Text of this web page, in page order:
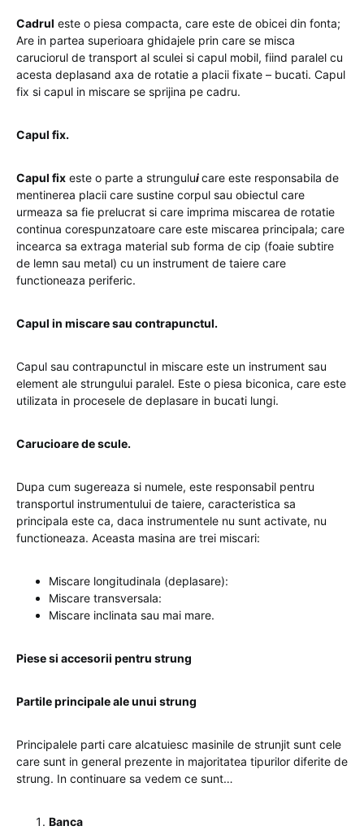
Cadrul este o piesa compacta, care este de obicei din fonta;
Are in partea superioara ghidajele prin care se misca
caruciorul de transport al sculei si capul mobil, fiind paralel cu
acesta deplasand axa de rotatie a placii fixate – bucati. Capul
fix si capul in miscare se sprijina pe cadru.
Capul fix.
Capul fix este o parte a strunguluicare este responsabila de
mentinerea placii care sustine corpul sau obiectul care
urmeaza sa fie prelucrat si care imprima miscarea de rotatie
continua corespunzatoare care este miscarea principala; care
incearca sa extraga material sub forma de cip (foaie subtire
de lemn sau metal) cu un instrument de taiere care
functioneaza periferic.
Capul in miscare sau contrapunctul.
Capul sau contrapunctul in miscare este un instrument sau
element ale strungului paralel. Este o piesa biconica, care este
utilizata in procesele de deplasare in bucati lungi.
Carucioare de scule.
Dupa cum sugereaza si numele, este responsabil pentru
transportul instrumentului de taiere, caracteristica sa
principala este ca, daca instrumentele nu sunt activate, nu
functioneaza. Aceasta masina are trei miscari:
Miscare longitudinala (deplasare):
Miscare transversala:
Miscare inclinata sau mai mare.
Piese si accesorii pentru strung
Partile principale ale unui strung
Principalele parti care alcatuiesc masinile de strunjit sunt cele
care sunt in general prezente in majoritatea tipurilor diferite de
strung. In continuare sa vedem ce sunt…
Banca